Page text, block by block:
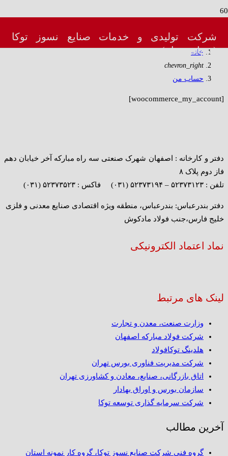
شرکت تولیدی و خدمات صنایع نسوز توکا
(سهامی عام)
خانه
chevron_right
حساب من
[woocommerce_my_account]
دفتر و کارخانه : اصفهان شهرک صنعتی سه راه مبارکه آخر خیابان دهم
فاز دوم پلاک ۸
تلفن : ۵۲۳۷۳۱۲۳ – ۵۲۳۷۳۱۹۴ (۰۳۱) فاکس : ۵۲۳۷۳۵۲۳ (۰۳۱)
دفتر بندرعباس: بندرعباس، منطقه ویژه اقتصادی صنایع معدنی و فلزی
خلیج فارس،جنب فولاد مادکوش
نماد اعتماد الکترونیکی
لینک های مرتبط
وزارت صنعت، معدن و تجارت
شرکت فولاد مبارکه اصفهان
هلدینگ توکافولاد
شرکت مدیریت فناوری بورس تهران
اتاق بازرگانی، صنایع، معادن و کشاورزی تهران
سازمان بورس و اوراق بهادار
شرکت سرمایه گذاری توسعه توکا
آخرین مطالب
گروه فنی شرکت صنایع نسوز توکا، گروه کار نمونه استان